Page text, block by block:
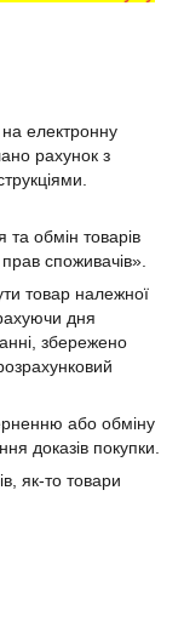
електронну
рахунок з
обмін товарів
споживачів».
товар належної
дня
збережено
або обміну
доказів покупки.
як-то товари